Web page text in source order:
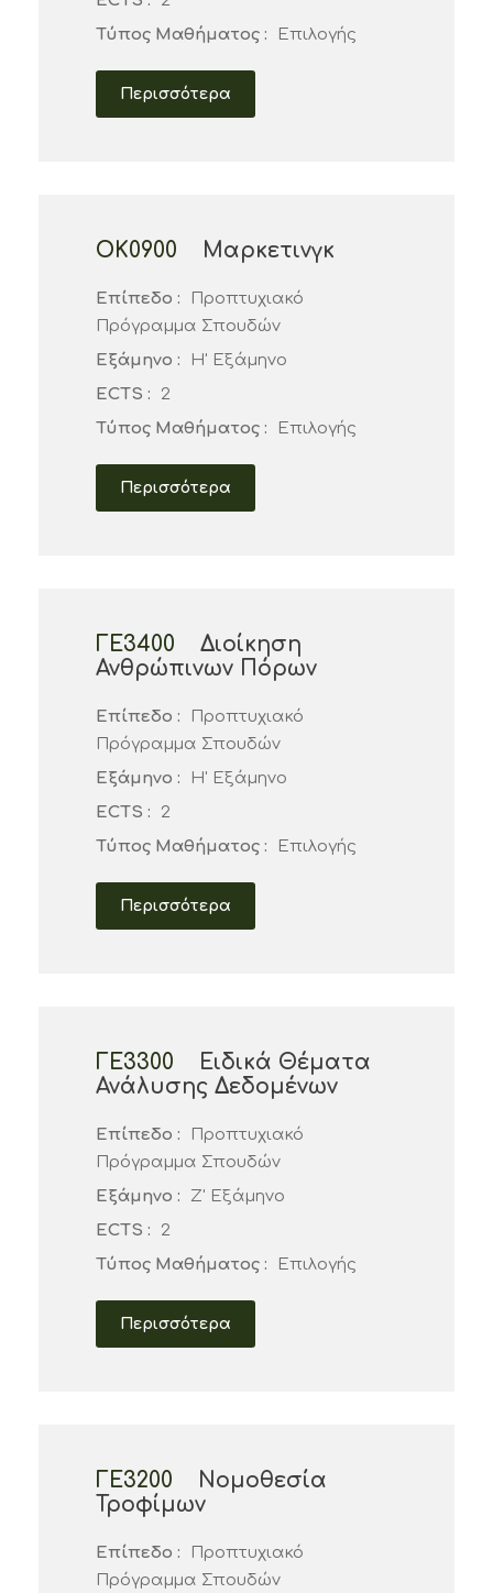
Τύπος Μαθήματος :
Επιλογής
Περισσότερα
ΟΚ0900 Μαρκετινγκ
Επίπεδο :
Προπτυχιακό
Πρόγραμμα Σπουδών
Εξάμηνο :
Η' Εξάμηνο
ECTS :
2
Τύπος Μαθήματος :
Επιλογής
Περισσότερα
ΓΕ3400
Διοίκηση
Ανθρώπινων Πόρων
Επίπεδο :
Προπτυχιακό
Πρόγραμμα Σπουδών
Εξάμηνο :
Η' Εξάμηνο
ECTS :
2
Τύπος Μαθήματος :
Επιλογής
Περισσότερα
ΓΕ3300
Ειδικά Θέματα
Ανάλυσης Δεδομένων
Επίπεδο :
Προπτυχιακό
Πρόγραμμα Σπουδών
Εξάμηνο :
Ζ' Εξάμηνο
ECTS :
2
Τύπος Μαθήματος :
Επιλογής
Περισσότερα
ΓΕ3200
Νομοθεσία
Τροφίμων
Επίπεδο :
Προπτυχιακό
Πρόγραμμα Σπουδών